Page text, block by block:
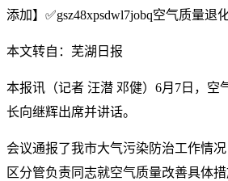
添加】✅gsz48xpsdwl7jobq空气质量
本文转自：芜湖日报
本报讯（记者 汪潜 邓健）6月7日，
长向继辉出席并讲话。
会议通报了我市大气污染防治工作情
区分管负责同志就空气质量改善具体